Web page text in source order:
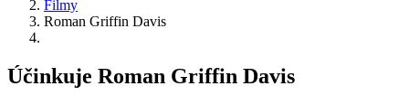
Filmy
Roman Griffin Davis
Účinkuje Roman Griffin Davis